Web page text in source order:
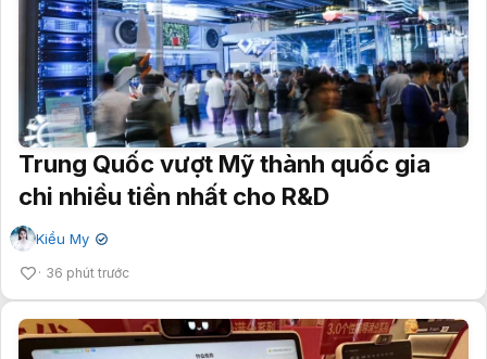
Trung Quốc vượt Mỹ thành quốc gia
chi nhiều tiền nhất cho R&D
Kiều My ✔
36 phút trước